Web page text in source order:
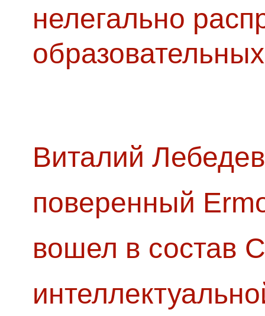
нелегально
Виталий
поверенный
вошел в состав